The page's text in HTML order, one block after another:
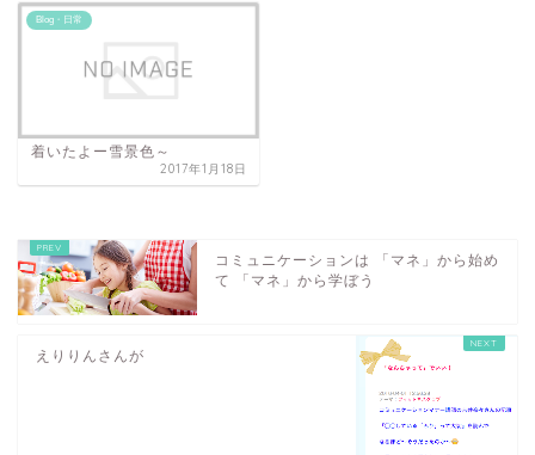
Blog・日常
着いたよー雪景色～
2017年1月18日
コミュニケーションは 「マネ」から始め
て 「マネ」から学ぼう
えりりんさんが